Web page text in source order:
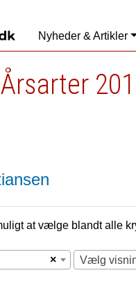
Nyheder & Artikler
at vælge blandt alle
× Vælg